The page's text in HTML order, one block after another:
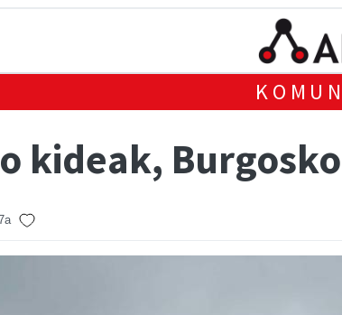
kideak,